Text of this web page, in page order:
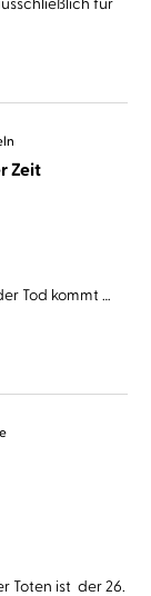
Zeit
Tod kommt …
Toten ist der 26.